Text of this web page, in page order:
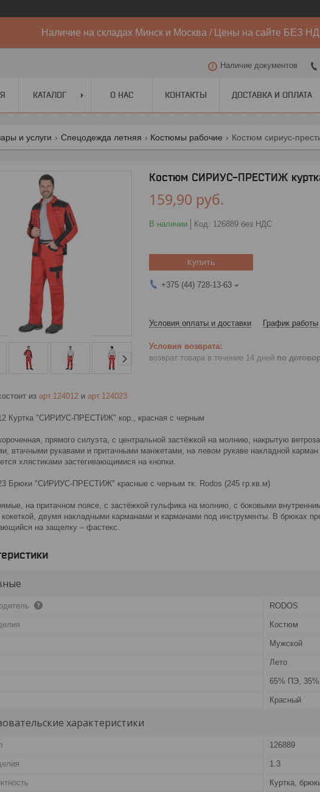
Наличие на складах Минск и Москва / Цены на сайте БЕЗ
Наличие документов
КАТАЛОГ О НАС КОНТАКТЫ ДОСТАВКА И ОПЛАТА
и услуги Спецодежда летняя Костюмы рабочие Костюм сириус-
Костюм СИРИУС-ПРЕСТИЖ
159,90 руб.
В наличии Код: 126889 без НДС
Купить
+375 (44) 728-13-63
Условия оплаты и доставки График работы
возврат товара в течение 14 дней по
из арт.124012 и арт.124023
Куртка "СИРИУС-ПРЕСТИЖ" кор., красная с черным
прямого силуэта, с центральной застёжкой на молнию, накрытую
втачными рукавами и притачными манжетами, на левом рукаве накладной
хлястиками застегивающимися на кнопки.
Брюки "СИРИУС-ПРЕСТИЖ" красные с черным тк. Rodos (245 гр.кв.м)
на притачном поясе, с застёжкой гульфика на молнию, с боковыми
кокеткой, двумя накладными карманами и карманами под инструменты. В брюках
на защелку – фастекс.
RODOS
Костюм
Мужской
Лето
65% ПЭ,
Красный
характеристики
126889
1.3
Куртка,